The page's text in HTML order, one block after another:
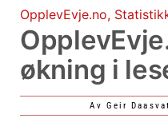
OpplevEvje.no,
økning i
Av Geir